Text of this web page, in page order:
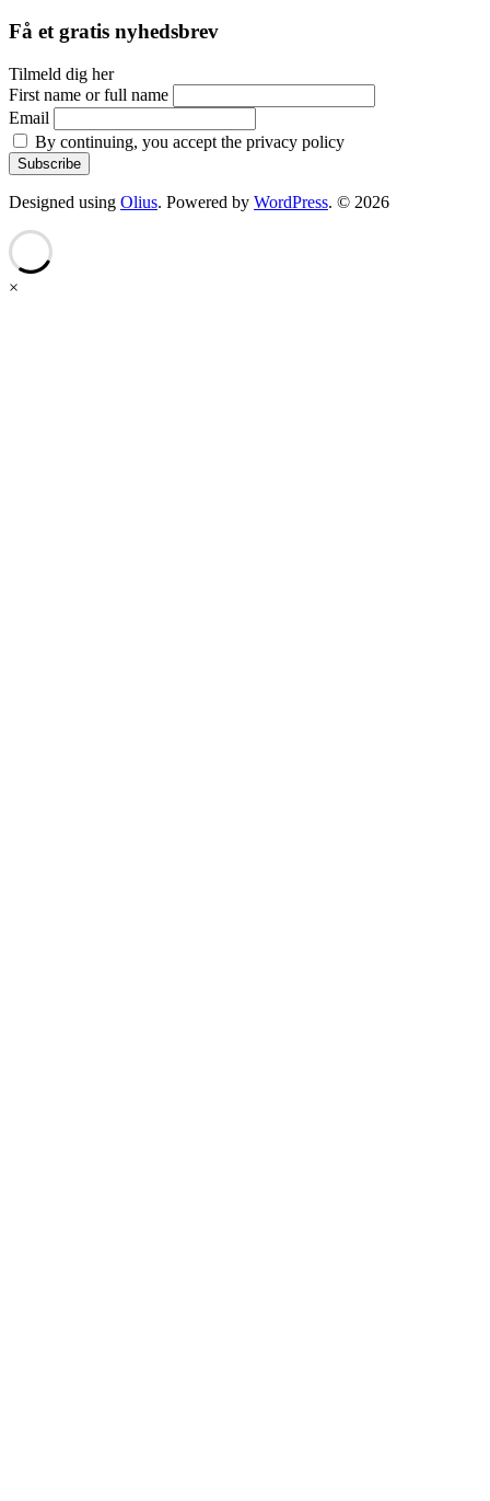
Få et gratis nyhedsbrev
Tilmeld dig her
First name or full name
Email
By continuing, you accept the privacy policy
Designed using Olius. Powered by WordPress. © 2026
×